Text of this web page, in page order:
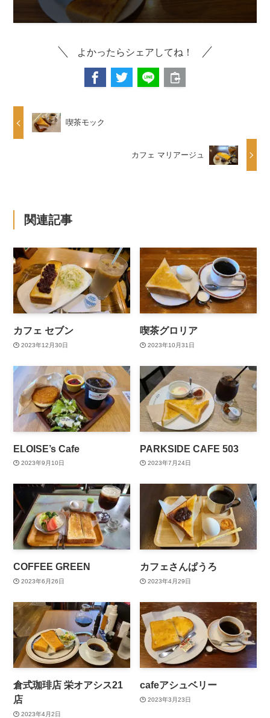
よかったらシェアしてね！
喫茶モック
カフェ マリアージュ
関連記事
カフェ セブン
2023年12月30日
喫茶グロリア
2023年10月31日
ELOISE’s Cafe
2023年9月10日
PARKSIDE CAFE 503
2023年7月24日
COFFEE GREEN
2023年6月26日
カフェさんぱうろ
2023年4月29日
倉式珈琲店 栄オアシス21
店
2023年4月2日
cafeアシュベリー
2023年3月23日